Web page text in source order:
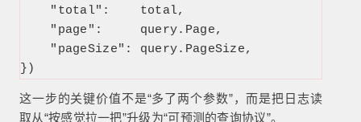
    "total":    total,
    "page":     query.Page,
    "pageSize": query.PageSize,
})
这一步的关键价值不是“多了两个参数”，而是把日志读
取从“按感觉拉一把”升级为“可预测的查询协议”。